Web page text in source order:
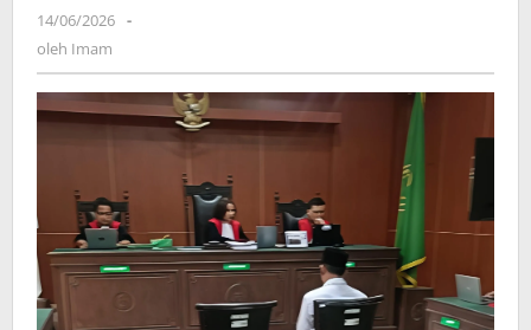
dari
Ruang
Hingga
Ruang
Netizen
14/06/2026 oleh
-
oleh Imam